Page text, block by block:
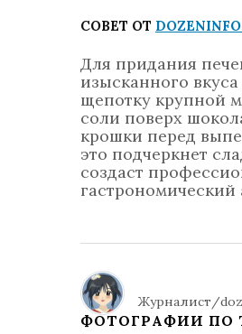
СОВЕТ ОТ
Для придания
изысканного вкуса
щепотку крупной
соли поверх
крошки перед
это подчеркнет
создаст
гастрономический
Журналист/
ФОТОГРАФИИ ПО